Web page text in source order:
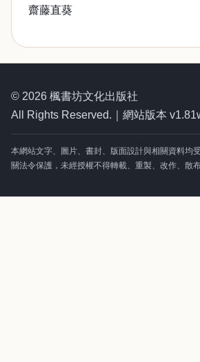
齋藤直葵
© 2026 楓書坊文化出版社
All Rights Reserved.｜網站版本
本網站文字、圖片、書封、版面設計與相關資料均
關法令保護，未經授權不得轉載、重製、改作、散